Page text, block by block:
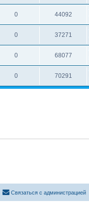
0 44092
0 37271
0 68077
0 70291
Связаться с администрацией